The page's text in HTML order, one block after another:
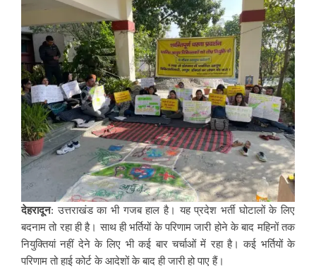
देहरादून: उत्तराखंड का भी गजब हाल है। यह प्रदेश भर्ती घोटालों के लिए
बदनाम तो रहा ही है। साथ ही भर्तियों के परिणाम जारी होने के बाद महिनों तक
नियुक्तियां नहीं देने के लिए भी कई बार चर्चाओं में रहा है। कई भर्तियों के
परिणाम तो हाई कोर्ट के आदेशों के बाद ही जारी हो पाए हैं।